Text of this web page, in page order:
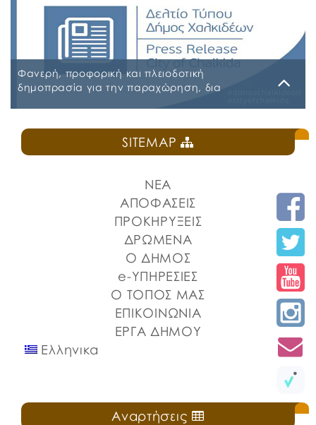
ΑΣΦΑΛΕΙΕΣ 2026-2027 09-07-2026_signed
ΠΑΡΑΡΤΗΜΑ Α’ ΜΕΛΕΤΗ ΑΣΦΑΛΕΙΕΣ ΕΠΕΞΕΡΓΑΣΙΜΗ
2026-2027 09-07-2026 ΠΑΡΑΡΤΗΜΑ Β ΕΕΕΣ PDF_signed
ΠΕΡΙΛΗΨΗ ΔΙΑΚΗΡΥΞΗΣ ΑΣΦΑΛΕΙΕΣ_signed
Φανερή, προφορική και πλειοδοτική
δημοπρασία για την παραχώρηση, δια
χώρου στην Πλατεία Ελευθερίας
ΠΡΟΚΗΡΥΞΗ ΚΑΝΤΙΝΑ ΠΛΑΤΕΙΑΣ ΕΛΕΥΘΕΡΙΑΣ
SITEMAP
ΝΕΑ
ΑΠΟΦΑΣΕΙΣ
ΠΡΟΚΗΡΥΞΕΙΣ
ΔΡΩΜΕΝΑ
Ο ΔΗΜΟΣ
e-ΥΠΗΡΕΣΙΕΣ
Ο ΤΟΠΟΣ ΜΑΣ
ΕΠΙΚΟΙΝΩΝΙΑ
ΕΡΓΑ ΔΗΜΟΥ
Ελληνικα
Αναρτήσεις